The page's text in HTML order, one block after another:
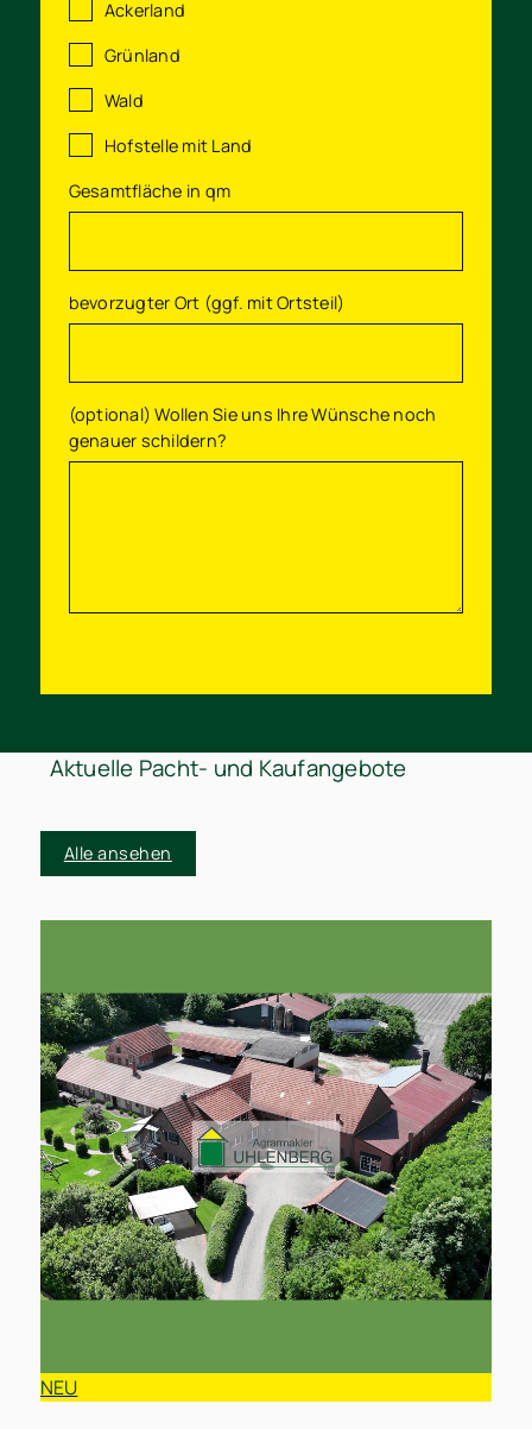
Ackerland
Grünland
Wald
Hofstelle mit Land
Gesamtfläche in qm
bevorzugter Ort (ggf. mit Ortsteil)
(optional) Wollen Sie uns Ihre Wünsche noch
genauer schildern?
Aktuelle Pacht- und Kaufangebote
Alle ansehen
NEU